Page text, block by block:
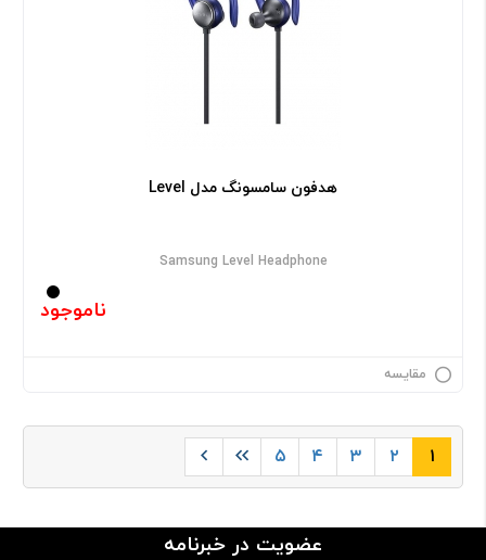
هدفون سامسونگ مدل Level
Samsung Level Headphone
ناموجود
مقایسه
۱ ۲ ۳ ۴ ۵
عضویت در خبرنامه